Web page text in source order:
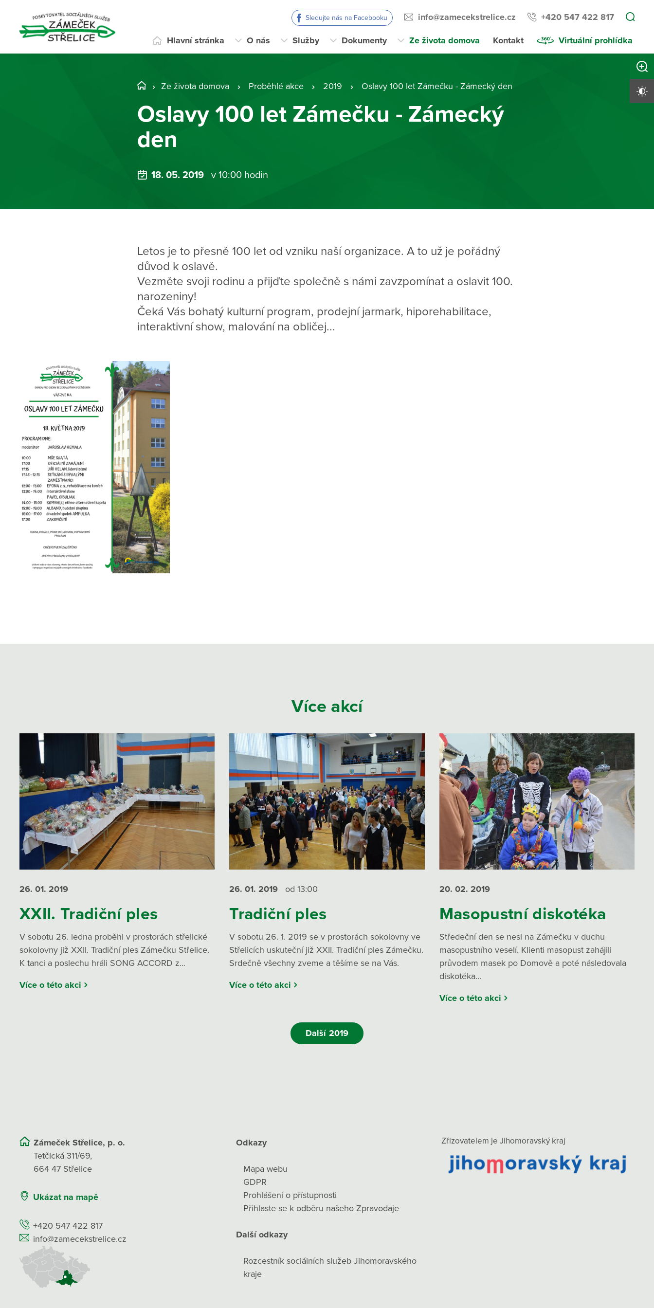
Sledujte nás na Facebooku info@zamecekstrelice.cz +420 547 422 817
Hlavní stránka O nás Služby Dokumenty Ze života domova Kontakt Virtuální prohlídka
Ze života domova Proběhlé akce 2019 Oslavy 100 let Zámečku - Zámecký den
Oslavy 100 let Zámečku - Zámecký
den
18. 05. 2019 v 10:00 hodin
Letos je to přesně 100 let od vzniku naší organizace. A to už je pořádný
důvod k oslavě.
Vezměte svoji rodinu a přijďte společně s námi zavzpomínat a oslavit 100.
narozeniny!
Čeká Vás bohatý kulturní program, prodejní jarmark, hiporehabilitace,
interaktivní show, malování na obličej...
Více akcí
26. 01. 2019
XXII. Tradiční ples
V sobotu 26. ledna proběhl v prostorách střelické
sokolovny již XXII. Tradiční ples Zámečku Střelice.
K tanci a poslechu hráli SONG ACCORD z...
Více o této akci
26. 01.2019 od 13:00
Tradiční ples
V sobotu 26. 1. 2019 se v prostorách sokolovny ve
Střelicích uskuteční již XXII. Tradiční ples Zámečku.
Srdečně všechny zveme a těšíme se na Vás.
Více o této akci
20. 02. 2019
Masopustní diskotéka
Středeční den se nesl na Zámečku v duchu
masopustního veselí. Klienti masopust zahájili
průvodem masek po Domově a poté následovala
diskotéka...
Více o této akci
Další 2019
Zámeček Střelice, p. o.
Tetčická 311/69,
664 47 Střelice
Ukázat na mapě
+420 547 422 817
info@zamecekstrelice.cz
Odkazy
Mapa webu
GDPR
Prohlášení o přístupnosti
Přihlaste se k odběru našeho Zpravodaje
Další odkazy
Rozcestník sociálních služeb Jihomoravského
kraje
Zřizovatelem je Jihomoravský kraj